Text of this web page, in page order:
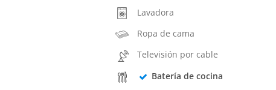
Lavadora
Ropa de cama
Televisión por cable
Batería de cocina